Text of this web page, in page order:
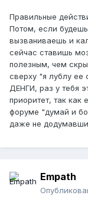
Правильные
Потом, если
вызваниваешь и
сейчас ставишь
полезным, чем
сверху "я лублу ее
ДЕНГИ, раз у тебя
приоритет, так как
форуме "думай и
даже не
Empath